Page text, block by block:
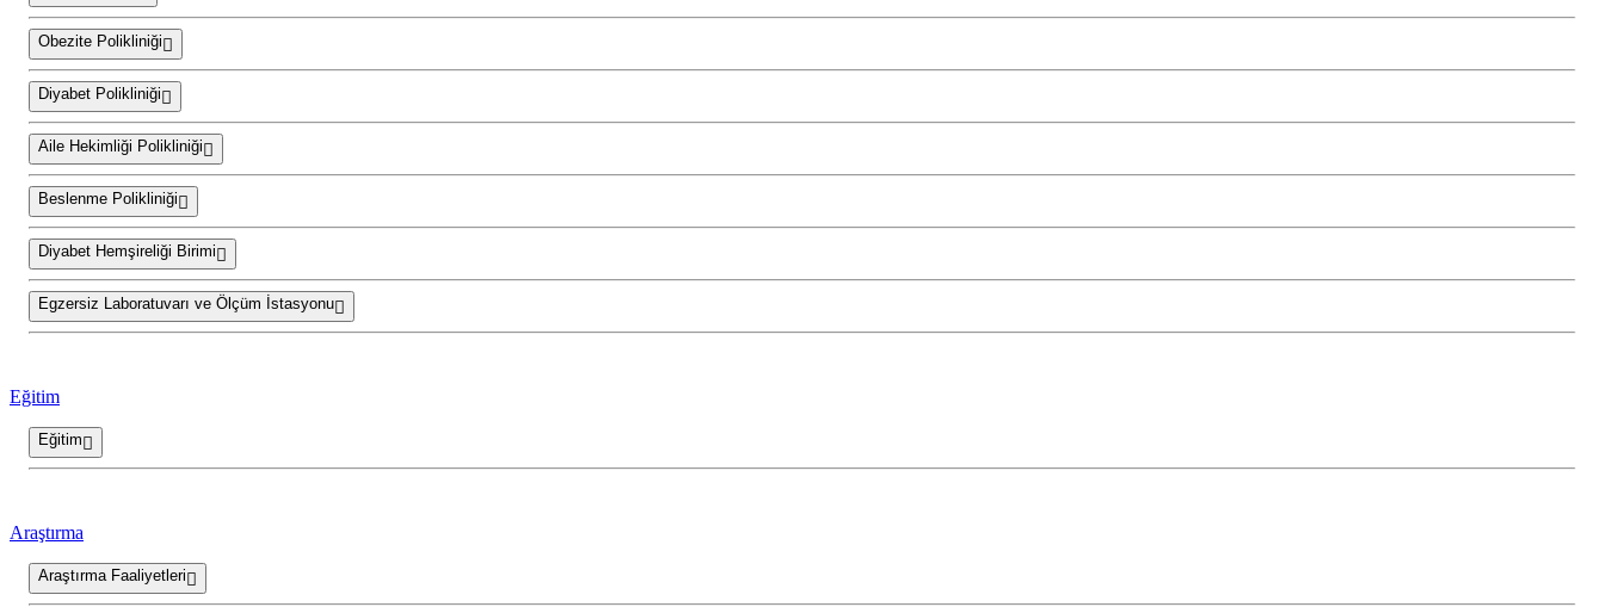
Obezite Polikliniği
Diyabet Polikliniği
Aile Hekimliği Polikliniği
Beslenme Polikliniği
Diyabet Hemşireliği Birimi
Egzersiz Laboratuvarı ve Ölçüm İstasyonu
Eğitim
Eğitim
Araştırma
Araştırma Faaliyetleri